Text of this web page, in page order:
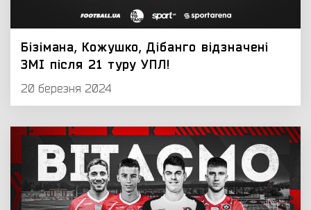
Бізімана, Кожушко, Дібанго відзначені
ЗМІ після 21 туру УПЛ!
20 березня 2024